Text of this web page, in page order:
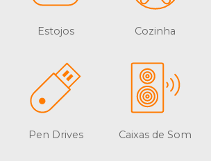
Estojos Cozinha
Pen Drives Caixas de Som